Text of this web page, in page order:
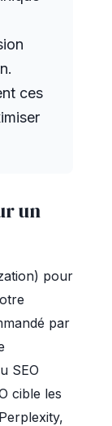
ces
un
pour
par
SEO
cible les